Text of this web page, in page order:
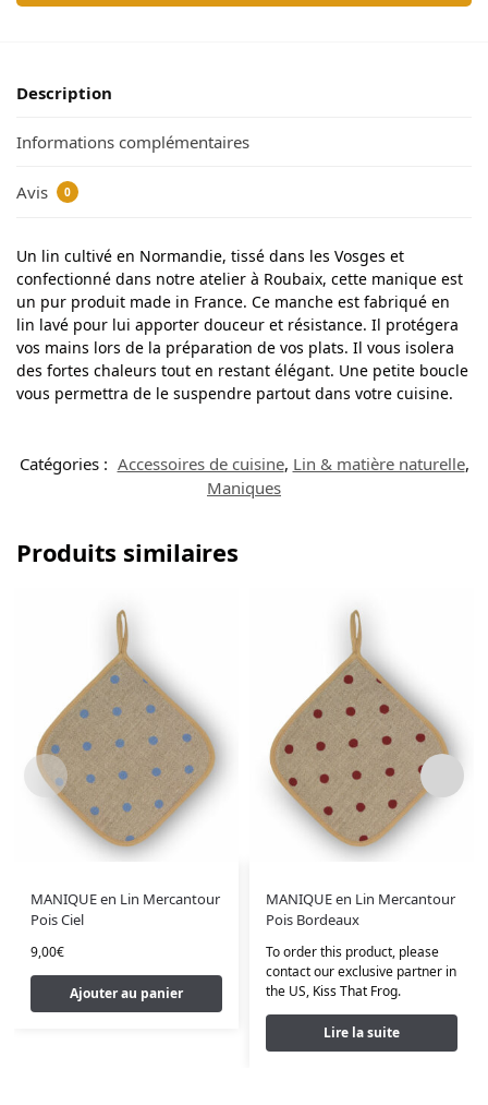
Description
Informations complémentaires
Avis 0
Un lin cultivé en Normandie, tissé dans les Vosges et
confectionné dans notre atelier à Roubaix, cette manique est
un pur produit made in France. Ce manche est fabriqué en
lin lavé pour lui apporter douceur et résistance. Il protégera
vos mains lors de la préparation de vos plats. Il vous isolera
des fortes chaleurs tout en restant élégant. Une petite boucle
vous permettra de le suspendre partout dans votre cuisine.
Catégories : Accessoires de cuisine, Lin & matière naturelle,
Maniques
Produits similaires
MANIQUE en Lin Mercantour
Pois Ciel
9,00€
Ajouter au panier
MANIQUE en Lin Mercantour
Pois Bordeaux
To order this product, please
contact our exclusive partner in
the US, Kiss That Frog.
Lire la suite